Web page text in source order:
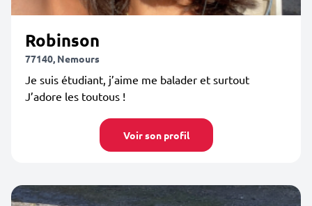
Robinson
77140, Nemours
Je suis étudiant, j’aime me balader et surtout
J’adore les toutous !
Voir son profil